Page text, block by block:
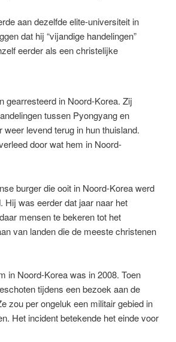
aan dezelfde elite-universiteit in
dat hij “vijandige handelingen”
eerder als een christelijke
gearresteerd in Noord-Korea. Zij
tussen Pyongyang en
levend terug in hun thuisland.
door wat hem in Noord-
burger die ooit in Noord-Korea werd
Hij was eerder dat jaar naar het
mensen te bekeren tot het
van landen die de meeste christenen
in Noord-Korea was in 2008. Toen
tijdens een bezoek aan de
zou per ongeluk een militair gebied in
Het incident betekende het einde voor